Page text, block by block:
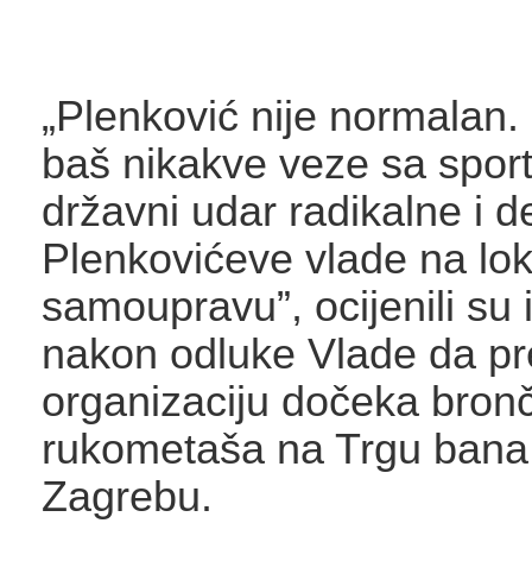
„Plenković nije
baš nikakve veze sa
državni udar radikalne i
Plenkovićeve vlade na
samoupravu”, ocijenili su
nakon odluke Vlade da
organizaciju dočeka
rukometaša na Trgu
Zagrebu.